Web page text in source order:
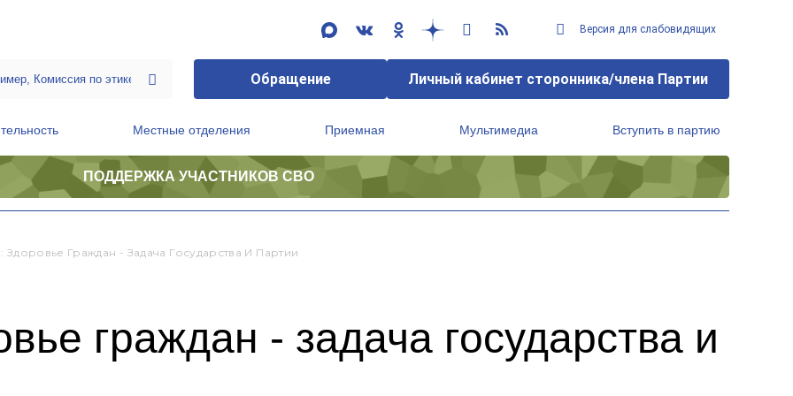
Версия для слабовидящих
Обращение Личный кабинет сторонника/члена Партии
Местные отделения Приемная Мультимедиа Вступить в партию
ПОДДЕРЖКА УЧАСТНИКОВ СВО
Здоровье Граждан - Задача Государства И Партии
граждан - задача государства и